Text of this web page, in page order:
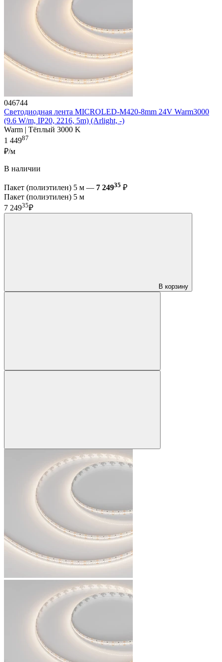
046744
Светодиодная лента MICROLED-M420-8mm 24V Warm3000
(9.6 W/m, IP20, 2216, 5m) (Arlight, -)
Warm | Тёплый 3000 K
1 44987
₽/м
В наличии
Пакет (полиэтилен) 5 м — 7 24935 ₽
Пакет (полиэтилен) 5 м
7 24935₽
В корзину